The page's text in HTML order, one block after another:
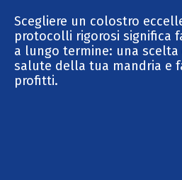
Scegliere un colostro
protocolli rigorosi significa
a lungo termine: una scelta
salute della tua mandria e
profitti.